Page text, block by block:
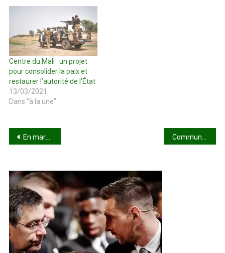
Centre du Mali : un projet
pour consolider la paix et
restaurer l’autorité de l’État
13/03/2021
Dans "à la une"
Navigation
l’article
En marche vers Koulouba 2022 : Aliou Boubacar Diallo, au nombre des favoris ! Commune rurale de Dabia : Djelimadi Kouyaté offre une ambulance à l’ASACO